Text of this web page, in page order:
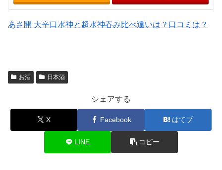
あさ開 大辛口水神と超水神吞み比べ違いは？口コミは？
お酒 日本酒
シェアする
X Facebook はてブ
LINE コピー